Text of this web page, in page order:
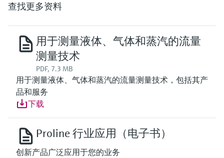
查找更多资料
用于测量液体、气体和蒸汽的流量
测量技术
PDF, 7.3 MB
用于测量液体、气体和蒸汽的流量测量技术，包括其产
品和服务
下载
Proline 行业应用（电子书）
创新产品广泛应用于您的业务